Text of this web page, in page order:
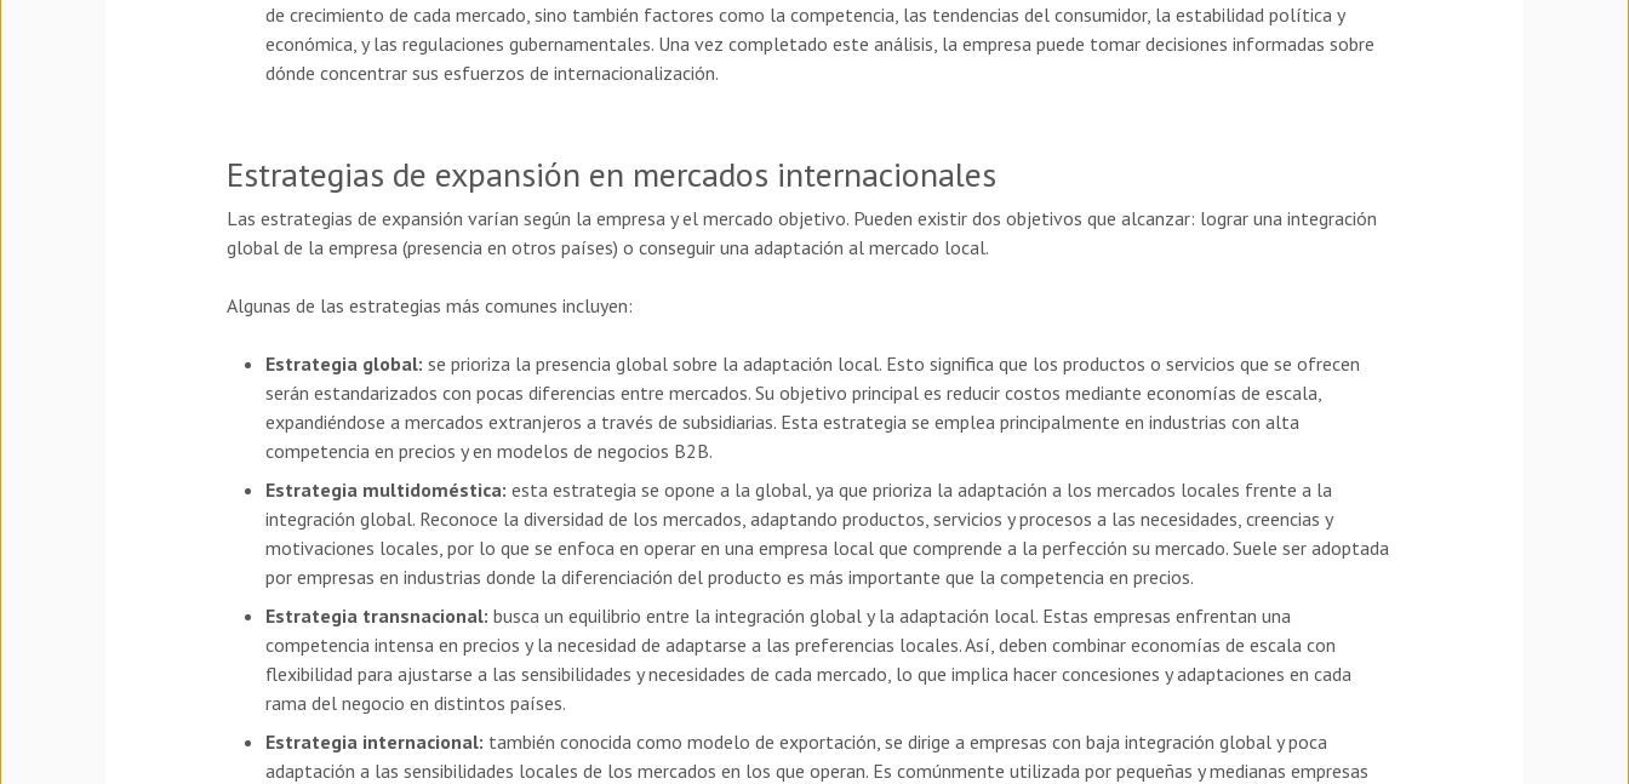
de crecimiento de cada mercado, sino también factores como la competencia, las tendencias del consumidor, la estabilidad política y
económica, y las regulaciones gubernamentales. Una vez completado este análisis, la empresa puede tomar decisiones informadas sobre
dónde concentrar sus esfuerzos de internacionalización.
Estrategias de expansión en mercados internacionales
Las estrategias de expansión varían según la empresa y el mercado objetivo. Pueden existir dos objetivos que alcanzar: lograr una integración
global de la empresa (presencia en otros países) o conseguir una adaptación al mercado local.
Algunas de las estrategias más comunes incluyen:
Estrategia global: se prioriza la presencia global sobre la adaptación local. Esto significa que los productos o servicios que se ofrecen
serán estandarizados con pocas diferencias entre mercados. Su objetivo principal es reducir costos mediante economías de escala,
expandiéndose a mercados extranjeros a través de subsidiarias. Esta estrategia se emplea principalmente en industrias con alta
competencia en precios y en modelos de negocios B2B.
Estrategia multidoméstica: esta estrategia se opone a la global, ya que prioriza la adaptación a los mercados locales frente a la
integración global. Reconoce la diversidad de los mercados, adaptando productos, servicios y procesos a las necesidades, creencias y
motivaciones locales, por lo que se enfoca en operar en una empresa local que comprende a la perfección su mercado. Suele ser adoptada
por empresas en industrias donde la diferenciación del producto es más importante que la competencia en precios.
Estrategia transnacional: busca un equilibrio entre la integración global y la adaptación local. Estas empresas enfrentan una
competencia intensa en precios y la necesidad de adaptarse a las preferencias locales. Así, deben combinar economías de escala con
flexibilidad para ajustarse a las sensibilidades y necesidades de cada mercado, lo que implica hacer concesiones y adaptaciones en cada
rama del negocio en distintos países.
Estrategia internacional: también conocida como modelo de exportación, se dirige a empresas con baja integración global y poca
adaptación a las sensibilidades locales de los mercados en los que operan. Es comúnmente utilizada por pequeñas y medianas empresas